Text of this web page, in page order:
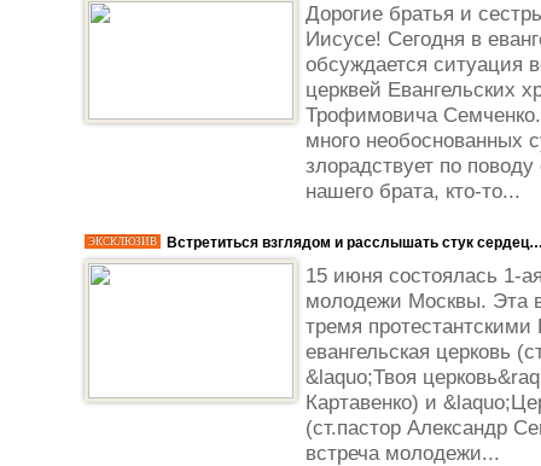
Дорогие братья и
Иисусе! Сегодня в
обсуждается ситуация
церквей Евангельских
Трофимовича
много необоснованных
злорадствует по
нашего брата, кто-то...
ЭКСКЛЮЗИВ Встретиться взглядом и расслышать стук
15 июня состоялась 1-
молодежи Москвы. Эта
тремя
евангельская церковь
&laquo;Твоя
Картавенко) и
(ст.пастор Александр
встреча молодежи...